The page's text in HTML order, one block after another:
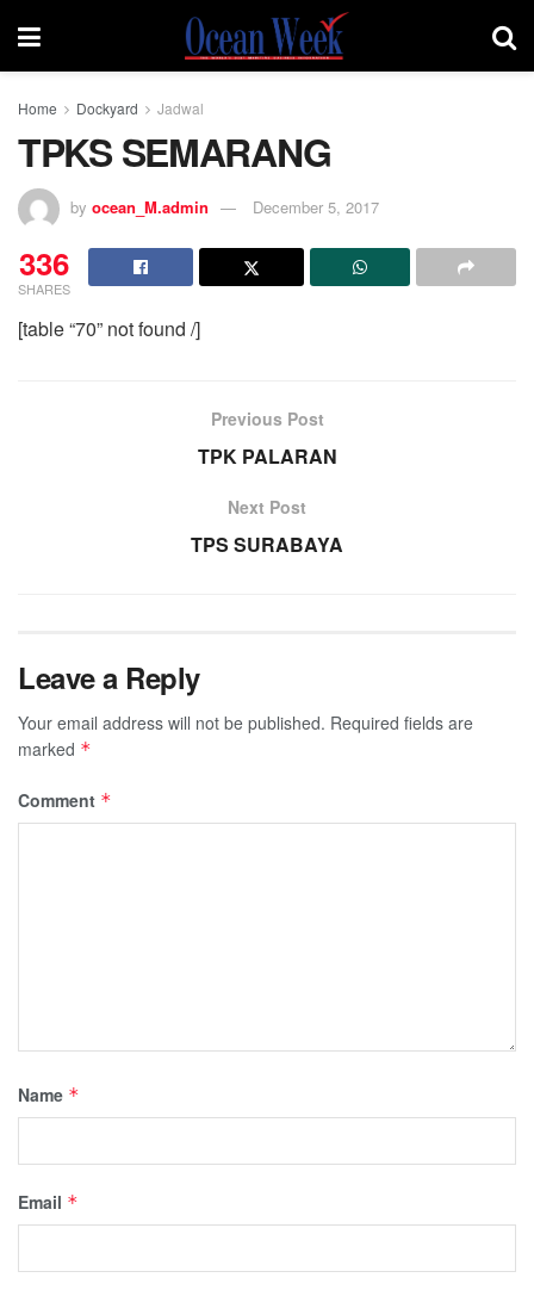
Home Dockyard Jadwal
TPKS SEMARANG
by ocean_M.admin December 5, 2017
336
SHARES
[table “70” not found /]
Previous Post
TPK PALARAN
Next Post
TPS SURABAYA
Leave a Reply
Your email address will not be published. Required fields are
marked *
Comment *
Name *
Email *